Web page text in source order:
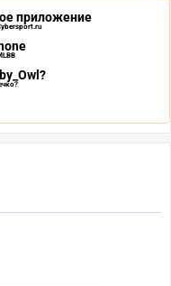
приложение